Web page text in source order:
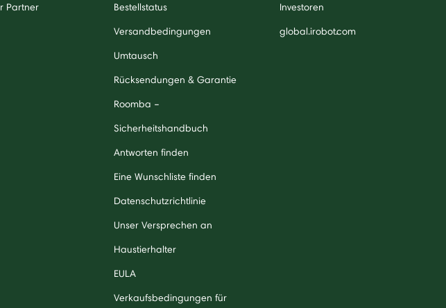
Partner
Bestellstatus
Versandbedingungen
Umtausch
Rücksendungen & Garantie
Roomba –
Sicherheitshandbuch
Antworten finden
Eine Wunschliste finden
Datenschutzrichtlinie
Unser Versprechen an
Haustierhalter
EULA
Verkaufsbedingungen für
Investoren
global.irobot.com